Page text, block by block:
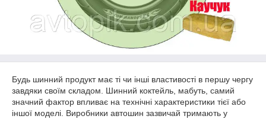
Будь шинний продукт має ті чи інші властивості в першу чергу
завдяки своїм складом. Шинний коктейль, мабуть, самий
значний фактор впливає на технічні характеристики тієї або
іншої моделі. Виробники автошин зазвичай тримають у